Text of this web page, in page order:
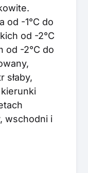
od -1°C do
od -2°C
od -2°C do
słaby,
wschodni i